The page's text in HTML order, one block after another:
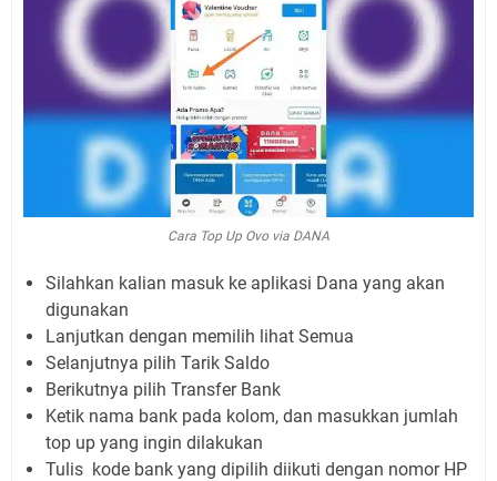
Cara Top Up Ovo via DANA
Silahkan kalian masuk ke aplikasi Dana yang akan
digunakan
Lanjutkan dengan memilih lihat Semua
Selanjutnya pilih Tarik Saldo
Berikutnya pilih Transfer Bank
Ketik nama bank pada kolom, dan masukkan jumlah
top up yang ingin dilakukan
Tulis kode bank yang dipilih diikuti dengan nomor HP